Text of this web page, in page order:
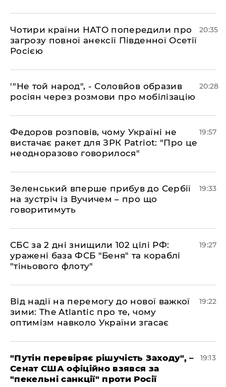
​Чотири країни НАТО попередили про
загрозу повної анексії Південної Осетії
Росією
20:35
​'"Не той народ", - Соловйов образив
росіян через розмови про мобілізацію
20:28
​Федоров розповів, чому Україні не
вистачає ракет для ЗРК Patriot: "Про це
неодноразово говорилося"
19:57
​Зеленський вперше прибув до Сербії
на зустріч із Вучичем – про що
говоритимуть
19:33
​СБС за 2 дні знищили 102 цілі РФ:
уражені база ФСБ "Беня" та кораблі
"тіньового флоту"
19:27
​Від надії на перемогу до нової важкої
зими: The Atlantic про те, чому
оптимізм навколо України згасає
19:22
​"Путін перевіряє рішучість Заходу", –
Сенат США офіційно взявся за
"пекельні санкції" проти Росії
19:13